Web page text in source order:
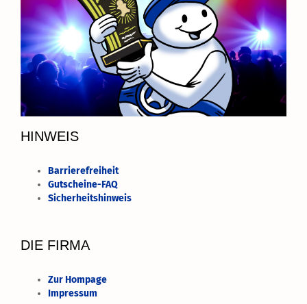
HINWEIS
Barrierefreiheit
Gutscheine-FAQ
Sicherheitshinweis
DIE FIRMA
Zur Hompage
Impressum